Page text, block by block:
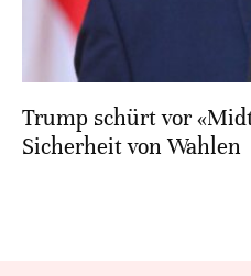
Trump schürt vor
Sicherheit von Wahlen